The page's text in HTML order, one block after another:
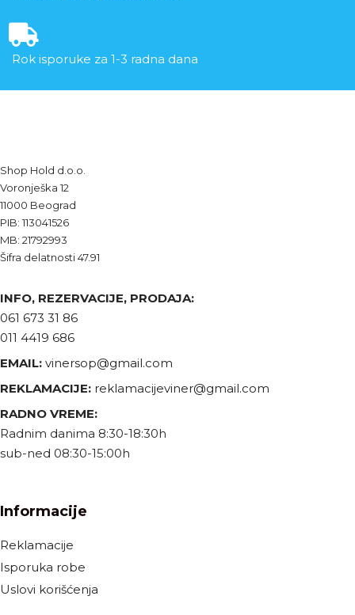
Rok isporuke za 1-3 radna dana
Shop Hold d.o.o.
Voronješka 12
11000 Beograd
PIB: 113041526
MB: 21792993
Šifra delatnosti 47.91
INFO, REZERVACIJE, PRODAJA:
061 673 31 86
011 4419 686
EMAIL: vinersop@gmail.com
REKLAMACIJE: reklamacijeviner@gmail.com
RADNO VREME:
Radnim danima 8:30-18:30h
sub-ned 08:30-15:00h
Informacije
Reklamacije
Isporuka robe
Uslovi korišćenja